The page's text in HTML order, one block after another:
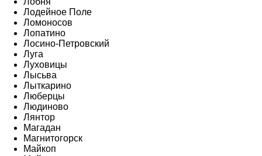
Лодейное Поле
Ломоносов
Лопатино
Лосино-Петровский
Луга
Луховицы
Лысьва
Лыткарино
Люберцы
Людиново
Лянтор
Магадан
Магнитогорск
Майкоп